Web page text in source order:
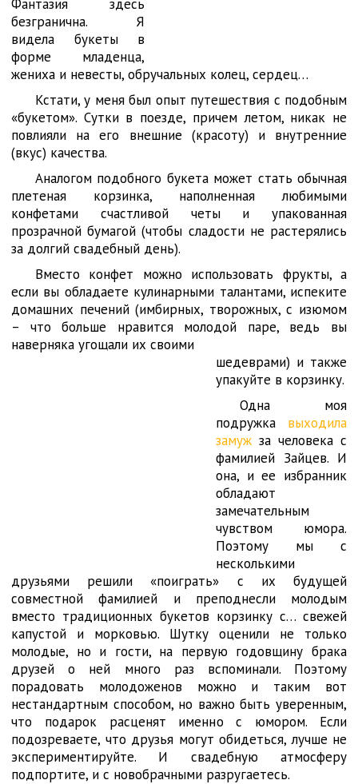
Фантазия здесь
безгранична. Я
видела букеты в
форме младенца,
жениха и невесты, обручальных колец, сердец…
Кстати, у меня был опыт путешествия с подобным
«букетом». Сутки в поезде, причем летом, никак не
повлияли на его внешние (красоту) и внутренние
(вкус) качества.
Аналогом подобного букета может стать обычная
плетеная корзинка, наполненная любимыми
конфетами счастливой четы и упакованная
прозрачной бумагой (чтобы сладости не растерялись
за долгий свадебный день).
Вместо конфет можно использовать фрукты, а
если вы обладаете кулинарными талантами, испеките
домашних печений (имбирных, творожных, с изюмом
– что больше нравится молодой паре, ведь вы
наверняка угощали их своими
шедеврами) и также
упакуйте в корзинку.
Одна моя
подружка выходила
замуж за человека с
фамилией Зайцев. И
она, и ее избранник
обладают
замечательным
чувством юмора.
Поэтому мы с
несколькими
друзьями решили «поиграть» с их будущей
совместной фамилией и преподнесли молодым
вместо традиционных букетов корзинку с… свежей
капустой и морковью. Шутку оценили не только
молодые, но и гости, на первую годовщину брака
друзей о ней много раз вспоминали. Поэтому
порадовать молодоженов можно и таким вот
нестандартным способом, но важно быть уверенным,
что подарок расценят именно с юмором. Если
подозреваете, что друзья могут обидеться, лучше не
экспериментируйте. И свадебную атмосферу
подпортите, и с новобрачными разругаетесь.